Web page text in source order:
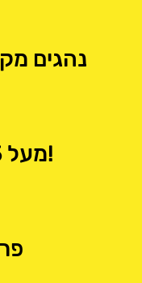
נהגים
מעל 25 שנות ניסיון!